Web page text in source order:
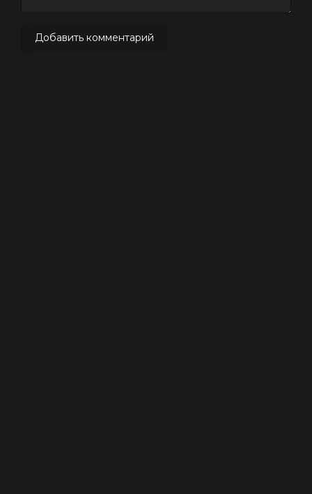
Добавить комментарий